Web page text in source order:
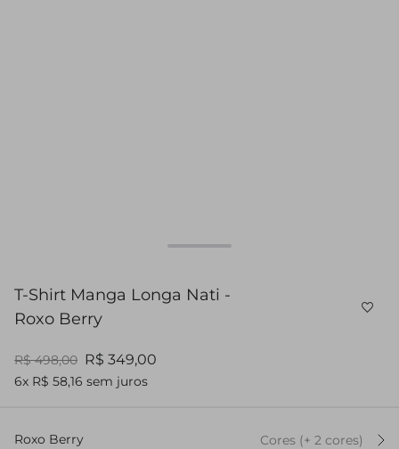
T-Shirt Manga Longa Nati -
Roxo Berry
R$ 498,00 R$ 349,00
6x R$ 58,16 sem juros
Roxo Berry Cores (+ 2 cores)